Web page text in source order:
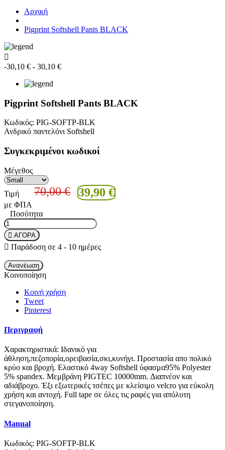
Αρχική
Pigprint Softshell Pants BLACK

-30,10 € - 30,10 €
Pigprint Softshell Pants BLACK
Κωδικός: PIG-SOFTP-BLK
Ανδρικό παντελόνι Softshell
Συγκεκριμένοι κωδικοί
Μέγεθος
Τιμή 70,00 € 39,90 €
με ΦΠΑ
Ποσότητα
ΑΓΟΡΑ
Παράδοση σε 4 - 10 ημέρες
Κοινοποίηση
Κοινή χρήση
Tweet
Pinterest
Περιγραφή
Χαρακτηριστικά: Ιδανικό για
άθληση,πεζοπορία,ορειβασία,σκι,κυνήγι. Προστασία απο πολικό
κρύο και βροχή. Ελαστικό 4way Softshell ύφασμα95% Polyester
5% spandex. Μεμβράνη PIGTEC 10000mm. Διαπνέον και
αδιάβροχο. Έξι εξωτερικές τσέπες με κλείσιμο velcro για εύκολη
χρήση και αντοχή. Full tape σε όλες τις ραφές για απόλυτη
στεγανοποίηση.
Manual
Κωδικός: PIG-SOFTP-BLK